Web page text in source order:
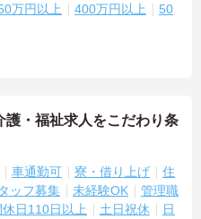
万円以上 400万円以上
50
・福祉求人をこだわり条
車通勤可 寮・借り上げ
住
ッフ募集 未経験OK
管理職
日110日以上 土日祝休
日